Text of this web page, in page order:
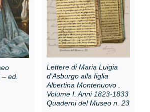
ed.
Lettere di Maria Luigia
d’Asburgo alla figlia
Albertina Montenuovo .
Volume I. Anni 1823-1833
Quaderni del Museo n. 23